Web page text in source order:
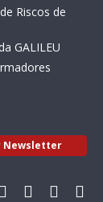
Riscos de
GALILEU
Newsletter